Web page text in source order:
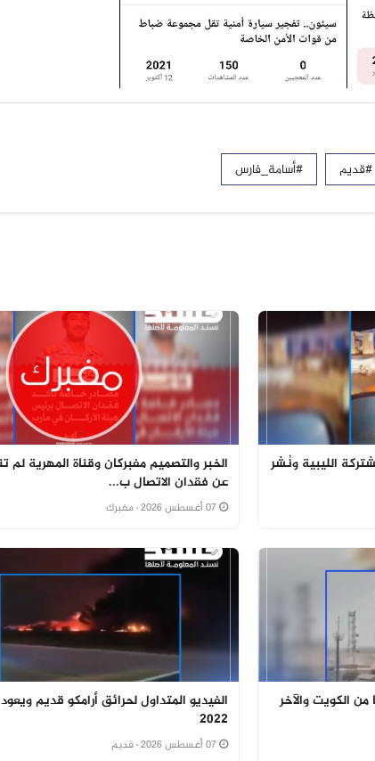
#قديم #أسامة_فارس
الليبية ونُشر
الخبر والتصميم مفبركان وقناة المهرية لم
عن فقدان الاتصال ب...
· مفبرك
من الكويت والآخر
الفيديو المتداول لحرائق أرامكو قديم
2022
· قديم